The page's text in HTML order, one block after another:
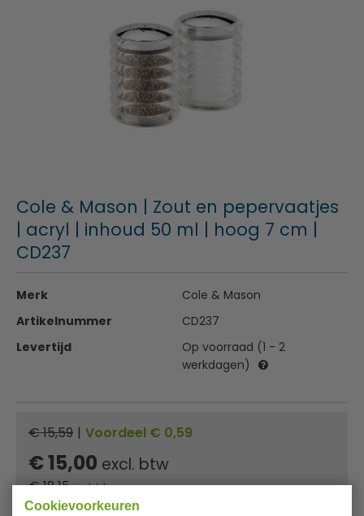
Cookievoorkeuren
Cole & Mason | Zout en pepervaatjes
| acryl | inhoud 50 ml | hoog 7 cm |
CD237
Merk
Cole & Mason
Artikelnummer
CD237
Levertijd
Op voorraad (1 - 2
werkdagen)
€ 15,59 | Voordeel € 0,59
€ 15,00 excl. btw
€18,15 incl. btw